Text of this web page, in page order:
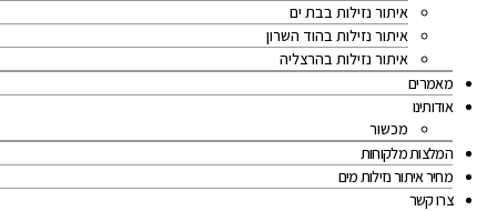
איתור נזילות בבת ים
איתור נזילות בהוד השרון
איתור נזילות בהרצליה
מאמרים
אודותינו
מכשור
המלצות מלקוחות
מחיר איתור נזילות מים
צרו קשר